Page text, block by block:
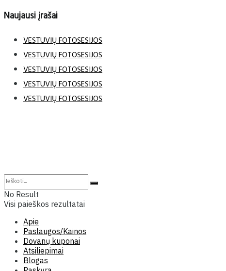
Naujausi įrašai
VESTUVIŲ FOTOSESIJOS
VESTUVIŲ FOTOSESIJOS
VESTUVIŲ FOTOSESIJOS
VESTUVIŲ FOTOSESIJOS
VESTUVIŲ FOTOSESIJOS
No Result
Visi paieškos rezultatai
Apie
Paslaugos/Kainos
Dovanų kuponai
Atsiliepimai
Blogas